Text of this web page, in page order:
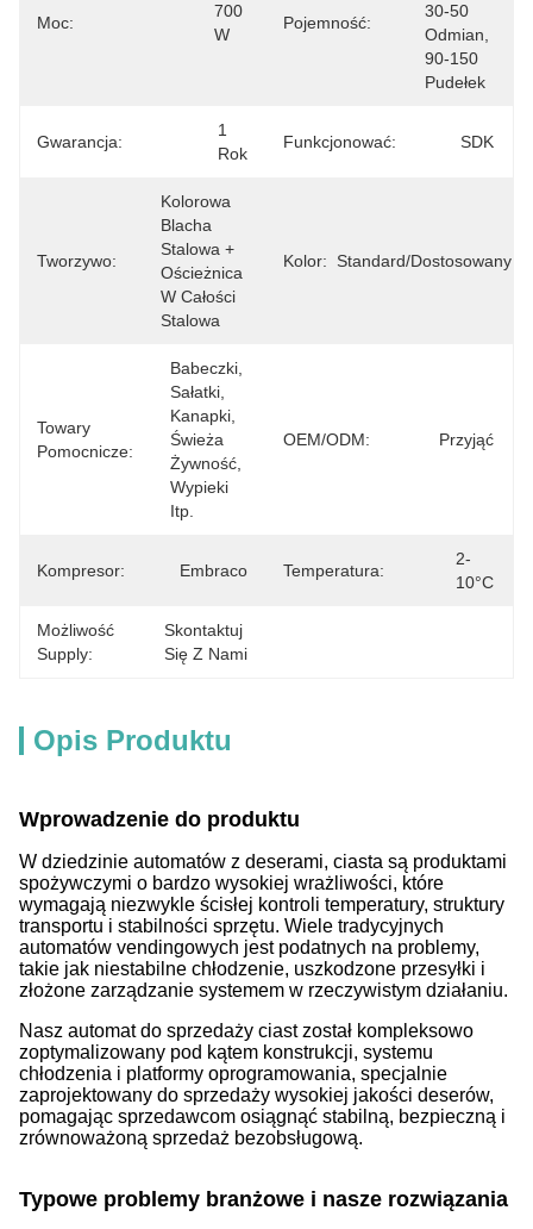
Moc:
700
W
Pojemność:
30-50
Odmian,
90-150
Pudełek
Gwarancja:
1
Rok
Funkcjonować: SDK
Tworzywo:
Kolorowa
Blacha
Stalowa +
Ościeżnica
W Całości
Stalowa
Kolor: Standard/dostosowany
Towary
Pomocnicze:
Babeczki,
Sałatki,
Kanapki,
Świeża
Żywność,
Wypieki
Itp.
OEM/ODM: Przyjąć
Kompresor: Embraco Temperatura:
2-
10°C
Możliwość
Supply:
Skontaktuj
Się Z Nami
Opis Produktu
Wprowadzenie do produktu
W dziedzinie automatów z deserami, ciasta są produktami
spożywczymi o bardzo wysokiej wrażliwości, które
wymagają niezwykle ścisłej kontroli temperatury, struktury
transportu i stabilności sprzętu. Wiele tradycyjnych
automatów vendingowych jest podatnych na problemy,
takie jak niestabilne chłodzenie, uszkodzone przesyłki i
złożone zarządzanie systemem w rzeczywistym działaniu.
Nasz automat do sprzedaży ciast został kompleksowo
zoptymalizowany pod kątem konstrukcji, systemu
chłodzenia i platformy oprogramowania, specjalnie
zaprojektowany do sprzedaży wysokiej jakości deserów,
pomagając sprzedawcom osiągnąć stabilną, bezpieczną i
zrównoważoną sprzedaż bezobsługową.
Typowe problemy branżowe i nasze rozwiązania